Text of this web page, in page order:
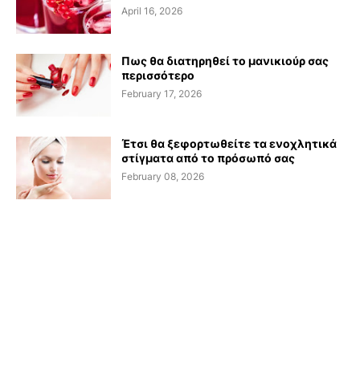
April 16, 2026
Πως θα διατηρηθεί το μανικιούρ σας
περισσότερο
February 17, 2026
Έτσι θα ξεφορτωθείτε τα ενοχλητικά
στίγματα από το πρόσωπό σας
February 08, 2026